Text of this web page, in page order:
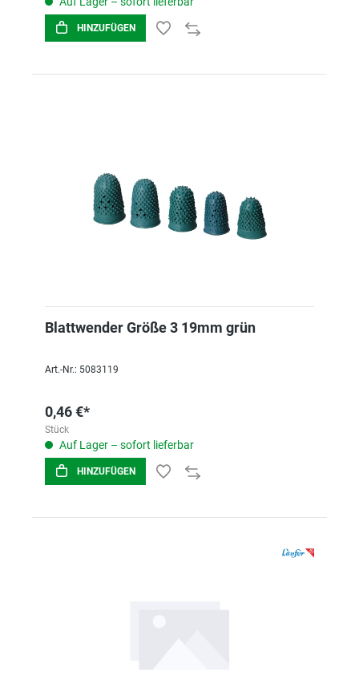
HINZUFÜGEN
Blattwender Größe 3 19mm grün
Art.-Nr.: 5083119
0,46 €*
Stück
Auf Lager – sofort lieferbar
HINZUFÜGEN